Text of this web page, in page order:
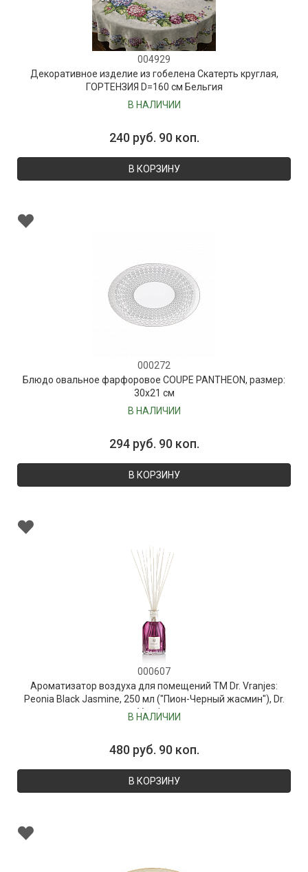
004929
Декоративное изделие из гобелена Скатерть круглая,
ГОРТЕНЗИЯ D=160 см Бельгия
В НАЛИЧИИ
240 руб. 90 коп.
В КОРЗИНУ
000272
Блюдо овальное фарфоровое COUPE PANTHEON, размер:
30х21 см
В НАЛИЧИИ
294 руб. 90 коп.
В КОРЗИНУ
000607
Ароматизатор воздуха для помещений ТМ Dr. Vranjes:
Peonia Black Jasmine, 250 мл ("Пион-Черный жасмин"), Dr.
Vranjes
В НАЛИЧИИ
480 руб. 90 коп.
В КОРЗИНУ